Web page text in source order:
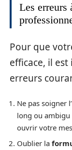
Les erreurs
Pour que
efficace, il
erreurs
Ne pas soigner l’
long ou ambigu
ouvrir votre
Oublier la